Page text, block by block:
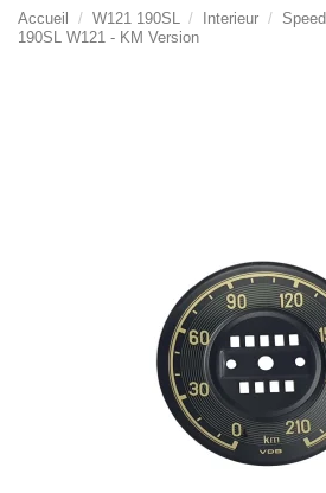
Accueil W121 190SL Interieur
190SL W121 - KM Version